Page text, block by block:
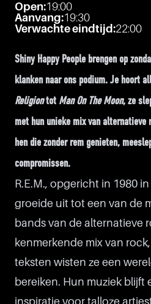
Open:19:00
Aanvang:19:30
Verwachte eindtijd:22:00
Shiny Happy People brengen op
klanken naar ons podium. Je hoort
Religiontot Man On The Moon, ze
met hun unieke mix van alternatieve
hen die zonder rem genieten,
compromissen.
R.E.M., opgericht in 1980
groeide uit tot een van de
bands van de alternatieve
kenmerkende mix van
teksten wisten ze een
bereiken. Hun muziek blijft
inspiratie voor talloze